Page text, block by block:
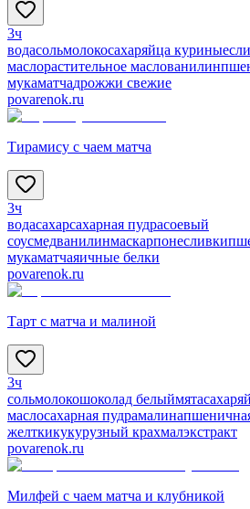
3ч
водасольмолокосахаряйца куриные
маслорастительное маслованилин
мукаматчадрожжи свежие
povarenok.ru
Тирамису с чаем матча
3ч
водасахарсахарная пудрасоевый
соусмедванилинмаскарпонесливки
мукаматчаяичные белки
povarenok.ru
Тарт с матча и малиной
3ч
сольмолокошоколад белыймятасахар
маслосахарная пудрамалина
желткикукурузный крахмалэкстракт
povarenok.ru
Милфей с чаем матча и клубникой